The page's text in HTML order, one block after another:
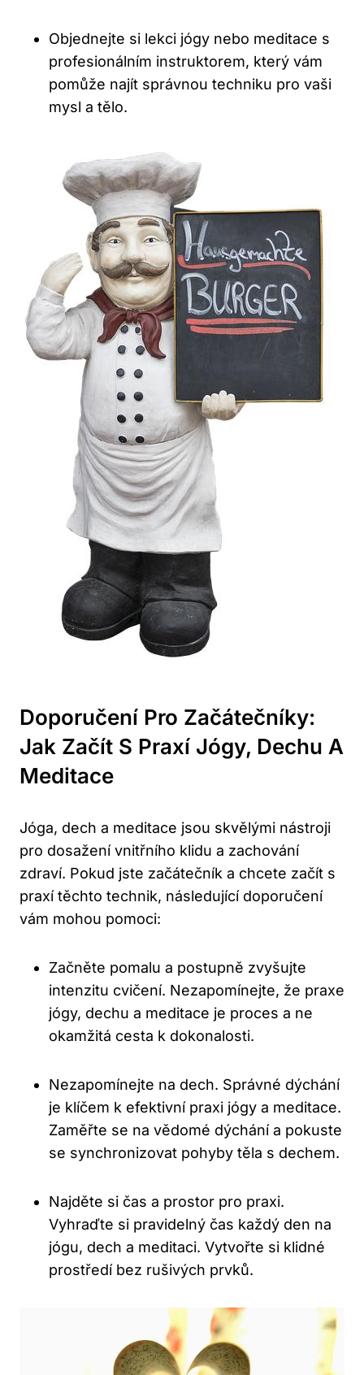
Objednejte si lekci jógy nebo meditace s
profesionálním instruktorem, který vám
pomůže najít správnou techniku pro vaši
mysl a tělo.
Doporučení Pro Začátečníky:
Jak Začít S Praxí Jógy, Dechu A
Meditace
Jóga, dech a meditace jsou skvělými nástroji
pro dosažení vnitřního klidu a zachování
zdraví. Pokud jste začátečník a chcete začít s
praxí těchto technik, následující doporučení
vám mohou pomoci:
Začněte pomalu a postupně zvyšujte
intenzitu cvičení. Nezapomínejte, že praxe
jógy, dechu a meditace je proces a ne
okamžitá cesta k dokonalosti.
Nezapomínejte na dech. Správné dýchání
je klíčem k efektivní praxi jógy a meditace.
Zaměřte se na vědomé dýchání a pokuste
se synchronizovat pohyby těla s dechem.
Najděte si čas a prostor pro praxi.
Vyhraďte si pravidelný čas každý den na
jógu, dech a meditaci. Vytvořte si klidné
prostředí bez rušivých prvků.